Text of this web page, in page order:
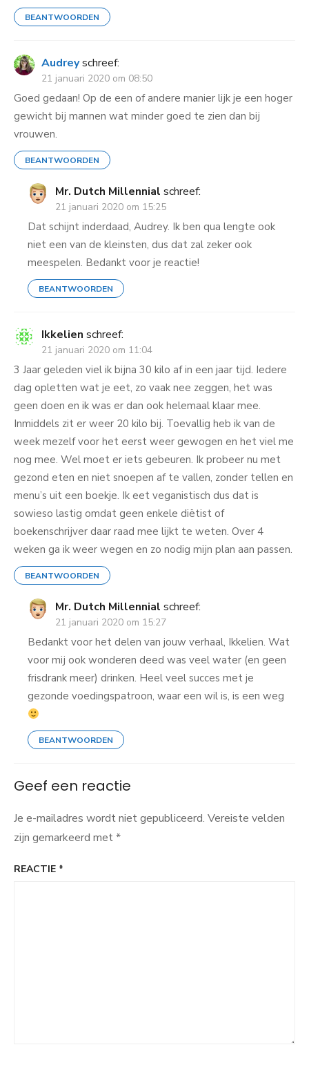
BEANTWOORDEN
Audreyschreef:
21 januari 2020 om 08:50
Goed gedaan! Op de een of andere manier lijk je een hoger
gewicht bij mannen wat minder goed te zien dan bij
vrouwen.
BEANTWOORDEN
Mr. Dutch Millennial schreef:
21 januari 2020 om 15:25
Dat schijnt inderdaad, Audrey. Ik ben qua lengte ook
niet een van de kleinsten, dus dat zal zeker ook
meespelen. Bedankt voor je reactie!
BEANTWOORDEN
Ikkelien schreef:
21 januari 2020 om 11:04
3 Jaar geleden viel ik bijna 30 kilo af in een jaar tijd. Iedere
dag opletten wat je eet, zo vaak nee zeggen, het was
geen doen en ik was er dan ook helemaal klaar mee.
Inmiddels zit er weer 20 kilo bij. Toevallig heb ik van de
week mezelf voor het eerst weer gewogen en het viel me
nog mee. Wel moet er iets gebeuren. Ik probeer nu met
gezond eten en niet snoepen af te vallen, zonder tellen en
menu’s uit een boekje. Ik eet veganistisch dus dat is
sowieso lastig omdat geen enkele diëtist of
boekenschrijver daar raad mee lijkt te weten. Over 4
weken ga ik weer wegen en zo nodig mijn plan aan passen.
BEANTWOORDEN
Mr. Dutch Millennial schreef:
21 januari 2020 om 15:27
Bedankt voor het delen van jouw verhaal, Ikkelien. Wat
voor mij ook wonderen deed was veel water (en geen
frisdrank meer) drinken. Heel veel succes met je
gezonde voedingspatroon, waar een wil is, is een weg
BEANTWOORDEN
Geef een reactie
Je e-mailadres wordt niet gepubliceerd. Vereiste velden
zijn gemarkeerd met*
REACTIE *